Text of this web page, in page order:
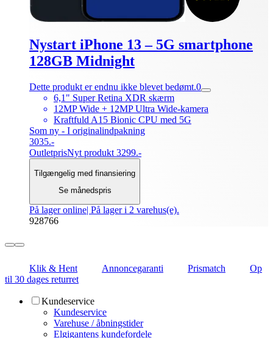
Nystart iPhone 13 – 5G smartphone
128GB Midnight
Dette produkt er endnu ikke blevet bedømt.0
6,1" Super Retina XDR skærm
12MP Wide + 12MP Ultra Wide-kamera
Kraftfuld A15 Bionic CPU med 5G
Som ny - I originalindpakning
3035.-
OutletprisNyt produkt 3299.-
Tilgængelig med finansiering
Se månedspris
På lager online| På lager i 2 varehus(e).
928766
Klik & Hent Annoncegaranti Prismatch
Op
til 30 dages returret
Kundeservice
Kundeservice
Varehuse / åbningstider
Elgigantens kundefordele